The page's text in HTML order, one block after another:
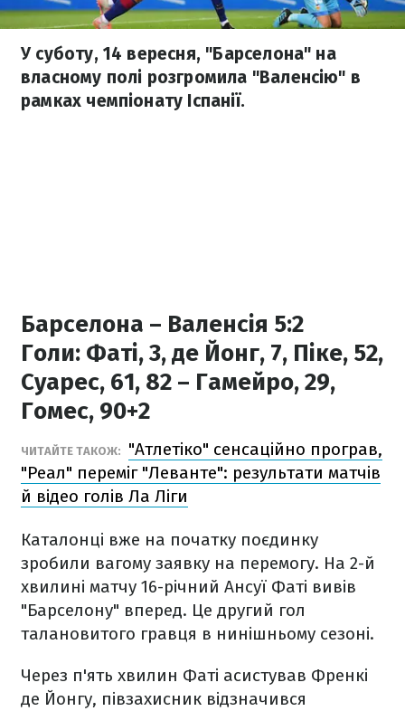
У суботу, 14 вересня, "Барселона" на
власному полі розгромила "Валенсію" в
рамках чемпіонату Іспанії.
Барселона – Валенсія 5:2
Голи: Фаті, 3, де Йонг, 7, Піке, 52,
Суарес, 61, 82 – Гамейро, 29,
Гомес, 90+2
ЧИТАЙТЕ ТАКОЖ:
"Атлетіко" сенсаційно програв,
"Реал" переміг "Леванте": результати матчів
й відео голів Ла Ліги
Каталонці вже на початку поєдинку
зробили вагому заявку на перемогу. На 2-й
хвилині матчу 16-річний Ансуї Фаті вивів
"Барселону" вперед. Це другий гол
талановитого гравця в нинішньому сезоні.
Через п'ять хвилин Фаті асистував Френкі
де Йонгу, півзахисник відзначився